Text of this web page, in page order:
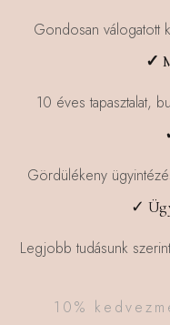
Gondosan válogatott
✓
10 éves tapasztalat,
Gördülékeny
✓
Legjobb tudásunk
10%